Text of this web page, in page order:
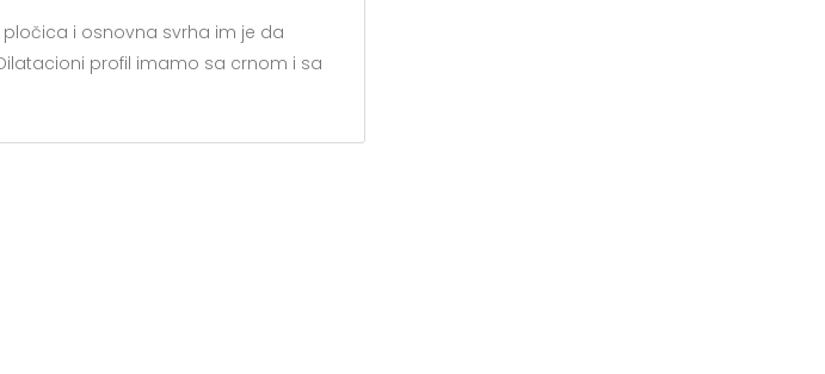
i osnovna svrha im je da
profil imamo sa crnom i sa